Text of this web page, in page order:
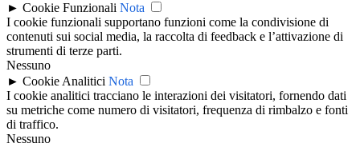
► Cookie Funzionali Nota
I cookie funzionali supportano funzioni come la condivisione di
contenuti sui social media, la raccolta di feedback e l’attivazione di
strumenti di terze parti.
Nessuno
► Cookie Analitici Nota
I cookie analitici tracciano le interazioni dei visitatori, fornendo dati
su metriche come numero di visitatori, frequenza di rimbalzo e fonti
di traffico.
Nessuno